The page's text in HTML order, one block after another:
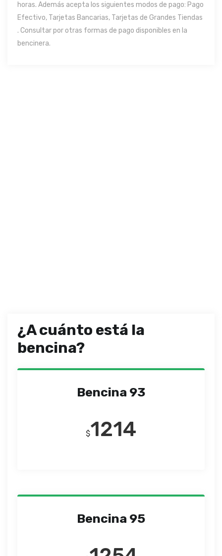
horas. Además acepta los siguientes modos de pago: Pago
Efectivo, Tarjetas Bancarias, Tarjetas de Grandes Tiendas
. Consultar por otras formas de pago disponibles en la
bencinera.
¿A cuánto está la
bencina?
Bencina 93
$1214
Bencina 95